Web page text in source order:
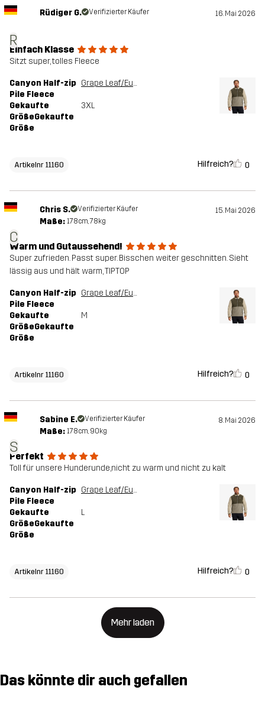
R
Rüdiger G. Verifizierter Käufer 16. Mai 2026
Einfach Klasse
Sitzt super, tolles Fleece
Canyon Half-zip
Pile Fleece
Grape Leaf/Eucalyptus
Gekaufte
GrößeGekaufte
Größe
3XL
Artikelnr 11160 Hilfreich? 0
C
Chris S. Verifizierter Käufer 15. Mai 2026
Maße: 178cm, 78kg
Warm und Gutaussehend!
Super zufrieden. Passt super. Bisschen weiter geschnitten. Sieht
lässig aus und hält warm, TIPTOP
Canyon Half-zip
Pile Fleece
Grape Leaf/Eucalyptus
Gekaufte
GrößeGekaufte
Größe
M
Artikelnr 11160 Hilfreich? 0
S
Sabine E. Verifizierter Käufer 8. Mai 2026
Maße: 178cm, 90kg
Perfekt
Toll für unsere Hunderunde,nicht zu warm und nicht zu kalt
Canyon Half-zip
Pile Fleece
Grape Leaf/Eucalyptus
Gekaufte
GrößeGekaufte
Größe
L
Artikelnr 11160 Hilfreich? 0
Mehr laden
Das könnte dir auch gefallen